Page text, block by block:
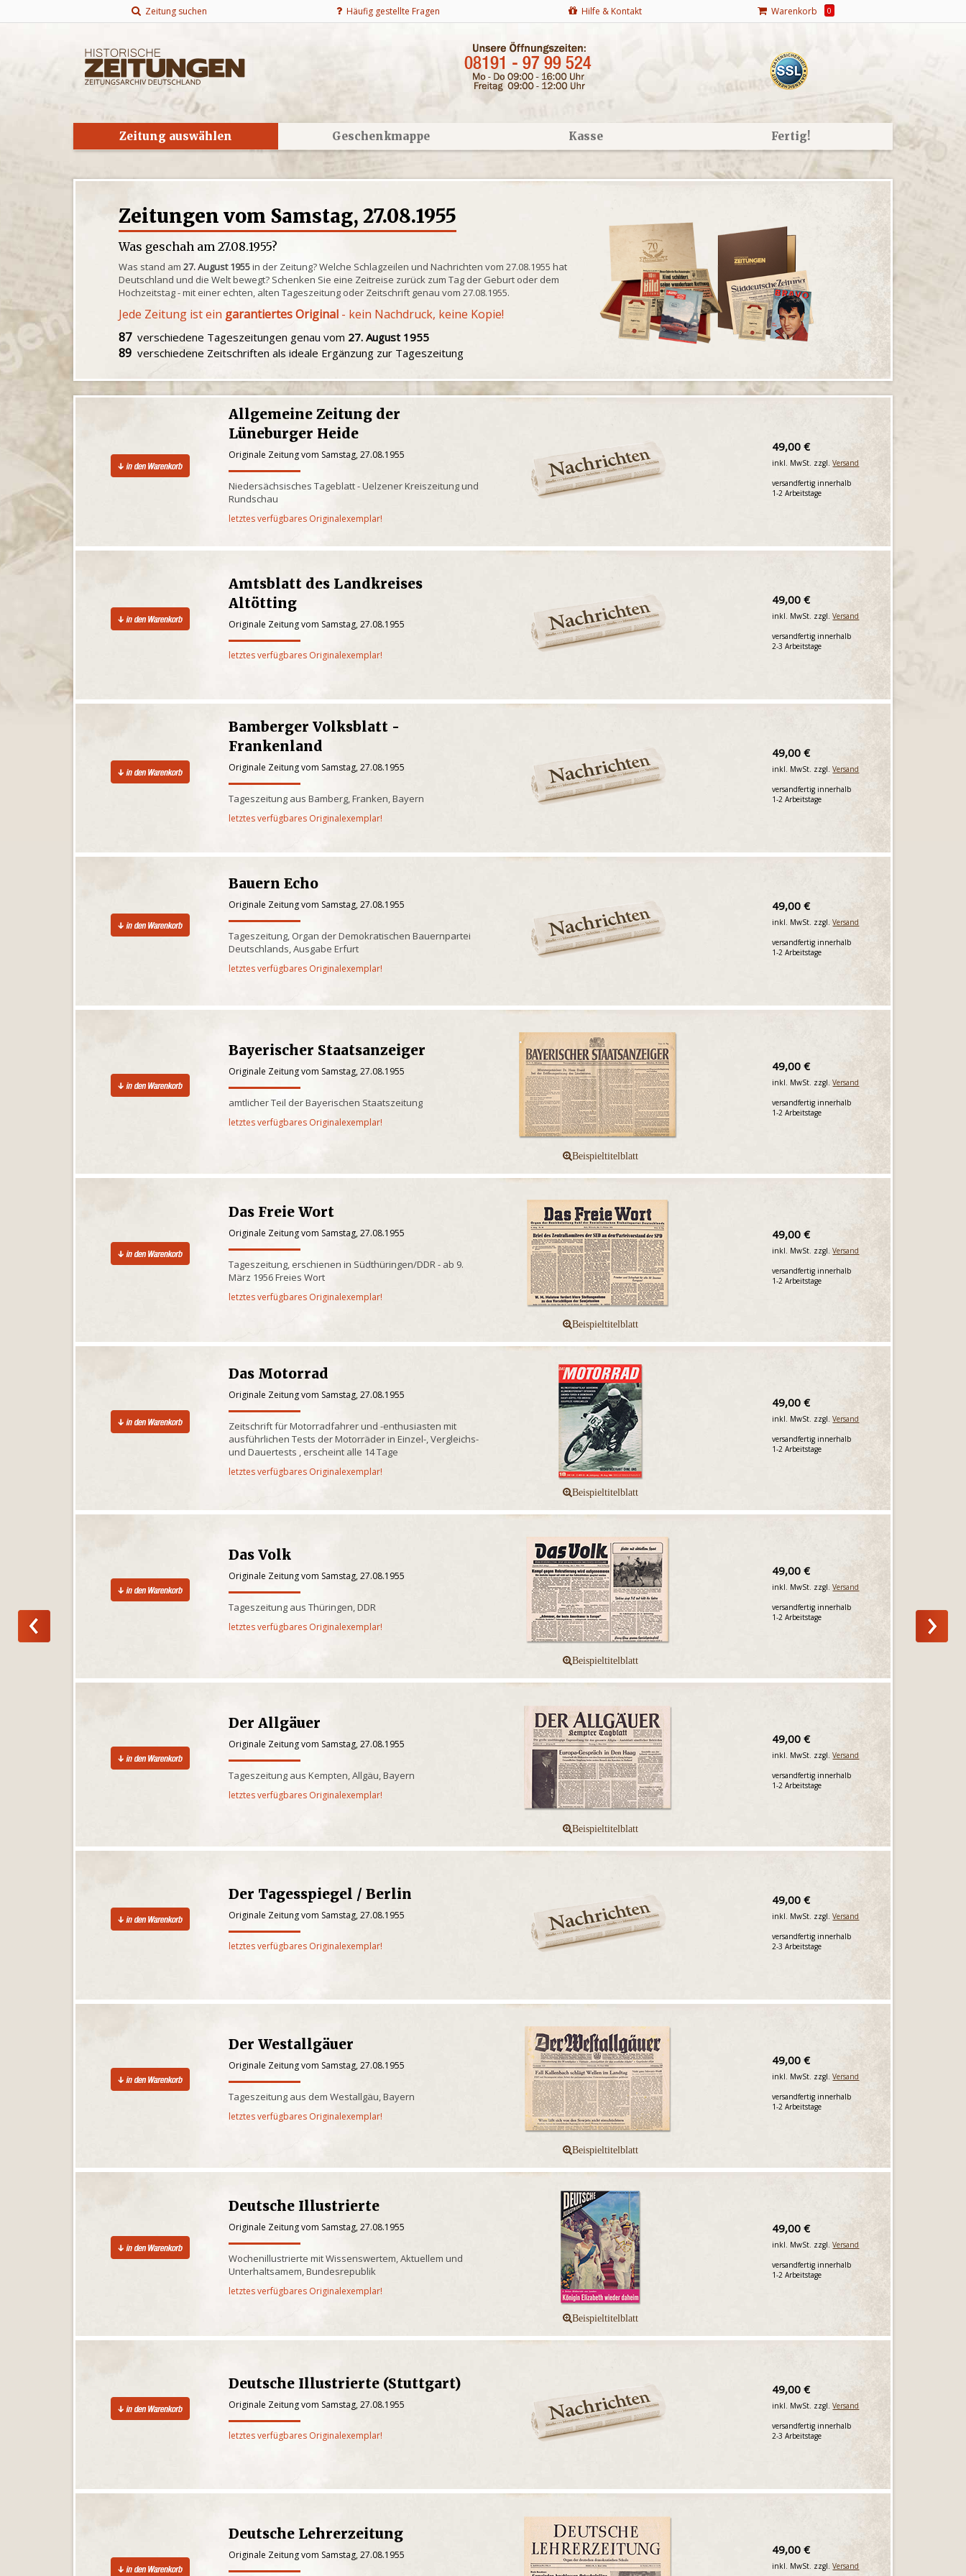
Zeitung suchen Häufig gestellte Fragen Hilfe & Kontakt Warenkorb 0
Zeitung auswählen Geschenkmappe Kasse Fertig!
Zeitungen vom Samstag, 27.08.1955
Was geschah am 27.08.1955?
Was stand am27. August 1955in der Zeitung? Welche Schlagzeilen und Nachrichten vom 27.08.1955 hat
Deutschland und die Welt bewegt? Schenken Sie eine Zeitreise zurück zum Tag der Geburt oder dem
Hochzeitstag - mit einer echten, alten Tageszeitung oder Zeitschrift genau vom 27.08.1955.
Jede Zeitung ist ein garantiertes Original - kein Nachdruck, keine Kopie!
87verschiedene Tageszeitungen genau vom 27. August 1955
89 verschiedene Zeitschriften als ideale Ergänzung zur Tageszeitung
Allgemeine Zeitung der
Lüneburger Heide
Originale Zeitung vom Samstag, 27.08.1955
Niedersächsisches Tageblatt - Uelzener Kreiszeitung und
Rundschau
letztes verfügbares Originalexemplar!
49,00 €
inkl. MwSt. zzgl.Versand
versandfertig innerhalb
1-2 Arbeitstage
Amtsblatt des Landkreises
Altötting
Originale Zeitung vom Samstag, 27.08.1955
letztes verfügbares Originalexemplar!
49,00 €
inkl. MwSt. zzgl.Versand
versandfertig innerhalb
2-3 Arbeitstage
Bamberger Volksblatt -
Frankenland
Originale Zeitung vom Samstag, 27.08.1955
Tageszeitung aus Bamberg, Franken, Bayern
letztes verfügbares Originalexemplar!
49,00 €
inkl. MwSt. zzgl.Versand
versandfertig innerhalb
1-2 Arbeitstage
Bauern Echo
Originale Zeitung vom Samstag, 27.08.1955
Tageszeitung, Organ der Demokratischen Bauernpartei
Deutschlands, Ausgabe Erfurt
letztes verfügbares Originalexemplar!
49,00 €
inkl. MwSt. zzgl.Versand
versandfertig innerhalb
1-2 Arbeitstage
Bayerischer Staatsanzeiger
Originale Zeitung vom Samstag, 27.08.1955
amtlicher Teil der Bayerischen Staatszeitung
letztes verfügbares Originalexemplar!
49,00 €
inkl. MwSt. zzgl.Versand
versandfertig innerhalb
1-2 Arbeitstage
Das Freie Wort
Originale Zeitung vom Samstag, 27.08.1955
Tageszeitung, erschienen in Südthüringen/DDR - ab 9.
März 1956 Freies Wort
letztes verfügbares Originalexemplar!
49,00 €
inkl. MwSt. zzgl.Versand
versandfertig innerhalb
1-2 Arbeitstage
Das Motorrad
Originale Zeitung vom Samstag, 27.08.1955
Zeitschrift für Motorradfahrer und -enthusiasten mit
ausführlichen Tests der Motorräder in Einzel-, Vergleichs-
und Dauertests , erscheint alle 14 Tage
letztes verfügbares Originalexemplar!
49,00 €
inkl. MwSt. zzgl.Versand
versandfertig innerhalb
1-2 Arbeitstage
Das Volk
Originale Zeitung vom Samstag, 27.08.1955
Tageszeitung aus Thüringen, DDR
letztes verfügbares Originalexemplar!
49,00 €
inkl. MwSt. zzgl.Versand
versandfertig innerhalb
1-2 Arbeitstage
Der Allgäuer
Originale Zeitung vom Samstag, 27.08.1955
Tageszeitung aus Kempten, Allgäu, Bayern
letztes verfügbares Originalexemplar!
49,00 €
inkl. MwSt. zzgl.Versand
versandfertig innerhalb
1-2 Arbeitstage
Der Tagesspiegel / Berlin
Originale Zeitung vom Samstag, 27.08.1955
letztes verfügbares Originalexemplar!
49,00 €
inkl. MwSt. zzgl.Versand
versandfertig innerhalb
2-3 Arbeitstage
Der Westallgäuer
Originale Zeitung vom Samstag, 27.08.1955
Tageszeitung aus dem Westallgäu, Bayern
letztes verfügbares Originalexemplar!
49,00 €
inkl. MwSt. zzgl.Versand
versandfertig innerhalb
1-2 Arbeitstage
Deutsche Illustrierte
Originale Zeitung vom Samstag, 27.08.1955
Wochenillustrierte mit Wissenswertem, Aktuellem und
Unterhaltsamem, Bundesrepublik
letztes verfügbares Originalexemplar!
49,00 €
inkl. MwSt. zzgl.Versand
versandfertig innerhalb
1-2 Arbeitstage
Deutsche Illustrierte (Stuttgart)
Originale Zeitung vom Samstag, 27.08.1955
letztes verfügbares Originalexemplar!
49,00 €
inkl. MwSt. zzgl.Versand
versandfertig innerhalb
2-3 Arbeitstage
Deutsche Lehrerzeitung
Originale Zeitung vom Samstag, 27.08.1955 49,00 €
inkl. MwSt. zzgl.Versand